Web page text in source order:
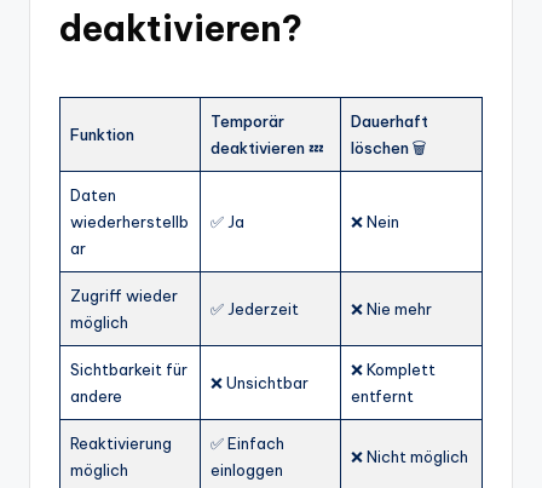
deaktivieren?
Funktion
Temporär
deaktivieren 💤
Dauerhaft
löschen 🗑️
Daten
wiederherstellb
ar
✅ Ja ❌ Nein
Zugriff wieder
möglich
✅ Jederzeit ❌ Nie mehr
Sichtbarkeit für
andere
❌ Unsichtbar
❌ Komplett
entfernt
Reaktivierung
möglich
✅ Einfach
einloggen
❌ Nicht möglich